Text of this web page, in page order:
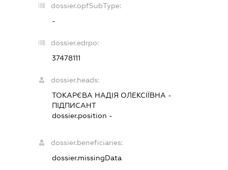
dossier.opfSubType:
-
dossier.edrpo:
37478111
dossier.heads:
ТОКАРЄВА НАДІЯ ОЛЕКСІЇВНА -
ПІДПИСАНТ
dossier.position -
dossier.beneficiaries:
dossier.missingData